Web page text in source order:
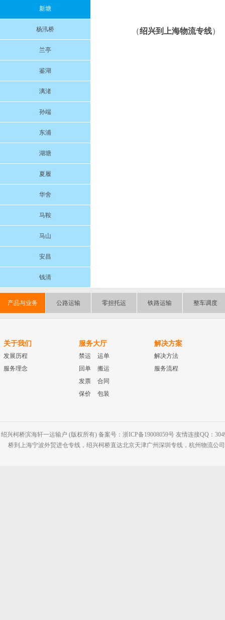
新塘
杨汛桥
兰亭
鉴湖
漓渚
孙端
东浦
湖塘
夏履
华舍
马鞍
马山
安昌
钱清
（绍兴到上海物流专线）
产品与业务 公路运输 零担托运 铁路运输 整车调度
关于我们
发展历程
服务理念
服务大厅
禁运
运单
回单
搬运
发票
合同
保价
包装
解决方案
解决方法
服务流程
绍兴柯桥滨海轩一运输户 (版权所有) 备案号：浙ICP备19008059号 友情连接QQ：
桥到上海宁波外贸进仓专线，绍兴柯桥直达北京天津广州深圳专线，杭州物流公